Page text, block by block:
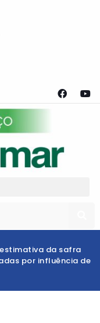
da safra
por influência de